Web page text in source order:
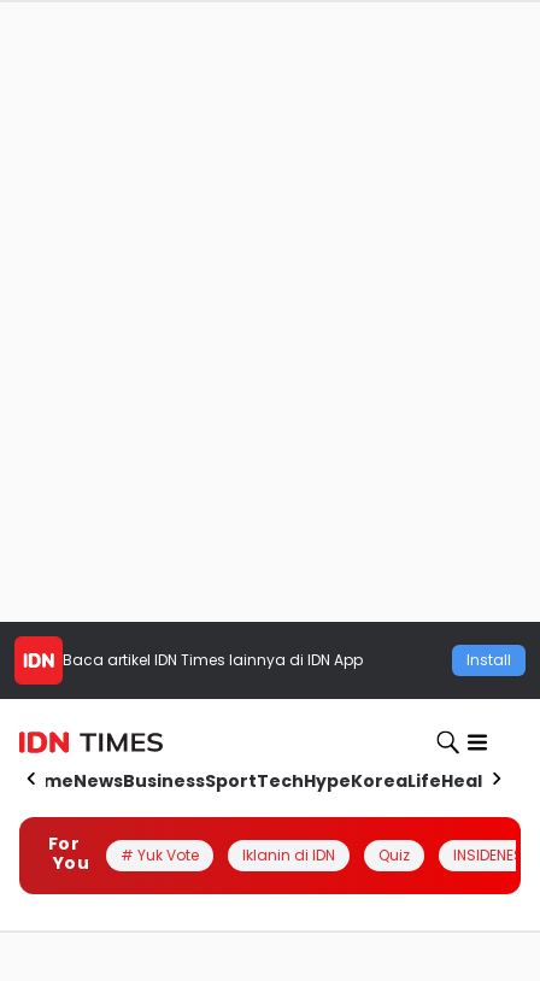
Baca artikel IDN Times lainnya di IDN App Install
HomeNewsBusinessSportTechHypeKoreaLifeHealth
For
You
# Yuk Vote Iklanin di IDN Quiz INSIDENESIA